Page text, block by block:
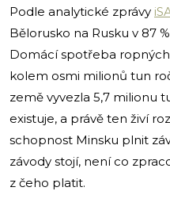
Podle analytické zprávy
Bělorusko na Rusku v 87
Domácí spotřeba
kolem osmi milionů tun
země vyvezla 5,7 milionu
existuje, a právě ten živí
schopnost Minsku plnit
závody stojí, není co
z čeho platit.